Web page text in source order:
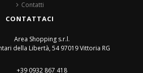
Contatti
CONTATTACI
Area Shopping s.r.l.
della Libertà, 5497019 Vittoria RG
+39 0932 867 418